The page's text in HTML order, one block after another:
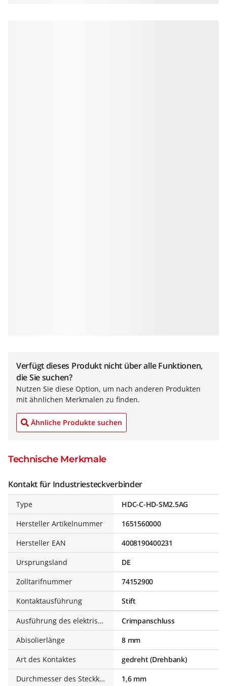
Verfügt dieses Produkt nicht über alle Funktionen,
die Sie suchen?
Nutzen Sie diese Option, um nach anderen Produkten
mit ähnlichen Merkmalen zu finden.
Ähnliche Produkte suchen
Technische Merkmale
Kontakt für Industriesteckverbinder
Type
HDC-C-HD-SM2.5AG
Hersteller Artikelnummer
1651560000
Hersteller EAN
4008190400231
Ursprungsland
DE
Zolltarifnummer
74152900
Kontaktausführung
Stift
Ausführung des elektrischen Anschlusses
Crimpanschluss
Abisolierlänge
8 mm
Art des Kontaktes
gedreht (Drehbank)
Durchmesser des Steckkontaktes
1,6 mm